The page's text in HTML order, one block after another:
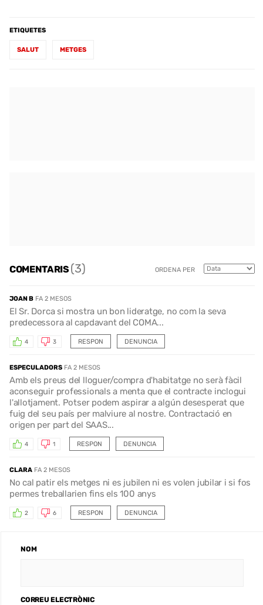
ETIQUETES
SALUT METGES
COMENTARIS(3) ORDENA PER
JOAN B FA 2 MESOS
El Sr. Dorca si mostra un bon lideratge, no com la seva
predecessora al capdavant del COMA...
RESPON
4 3 DENUNCIA
ESPECULADORS FA 2 MESOS
Amb els preus del lloguer/compra d'habitatge no serà fàcil
aconseguir professionals a menta que el contracte inclogui
l'allotjament. Potser podem aspirar a algún desesperat que
fuig del seu país per malviure al nostre. Contractació en
origen per part del SAAS...
RESPON
4 1 DENUNCIA
CLARA FA 2 MESOS
No cal patir els metges ni es jubilen ni es volen jubilar i si fos
permes treballarien fins els 100 anys
RESPON
2 6 DENUNCIA
NOM
CORREU ELECTRÒNIC